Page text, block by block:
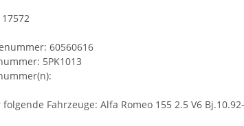
60560616
5PK1013
Fahrzeuge: Alfa Romeo 155 2.5 V6